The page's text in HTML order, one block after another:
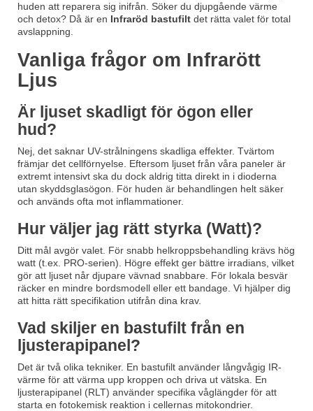
huden att reparera sig inifrån. Söker du djupgående värme
och detox? Då är en Infraröd bastufilt det rätta valet för total
avslappning.
Vanliga frågor om Infrarött
Ljus
Är ljuset skadligt för ögon eller
hud?
Nej, det saknar UV-strålningens skadliga effekter. Tvärtom
främjar det cellförnyelse. Eftersom ljuset från våra paneler är
extremt intensivt ska du dock aldrig titta direkt in i dioderna
utan skyddsglasögon. För huden är behandlingen helt säker
och används ofta mot inflammationer.
Hur väljer jag rätt styrka (Watt)?
Ditt mål avgör valet. För snabb helkroppsbehandling krävs hög
watt (t.ex. PRO-serien). Högre effekt ger bättre irradians, vilket
gör att ljuset når djupare vävnad snabbare. För lokala besvär
räcker en mindre bordsmodell eller ett bandage. Vi hjälper dig
att hitta rätt specifikation utifrån dina krav.
Vad skiljer en bastufilt från en
ljusterapipanel?
Det är två olika tekniker. En bastufilt använder långvågig IR-
värme för att värma upp kroppen och driva ut vätska. En
ljusterapipanel (RLT) använder specifika våglängder för att
starta en fotokemisk reaktion i cellernas mitokondrier.